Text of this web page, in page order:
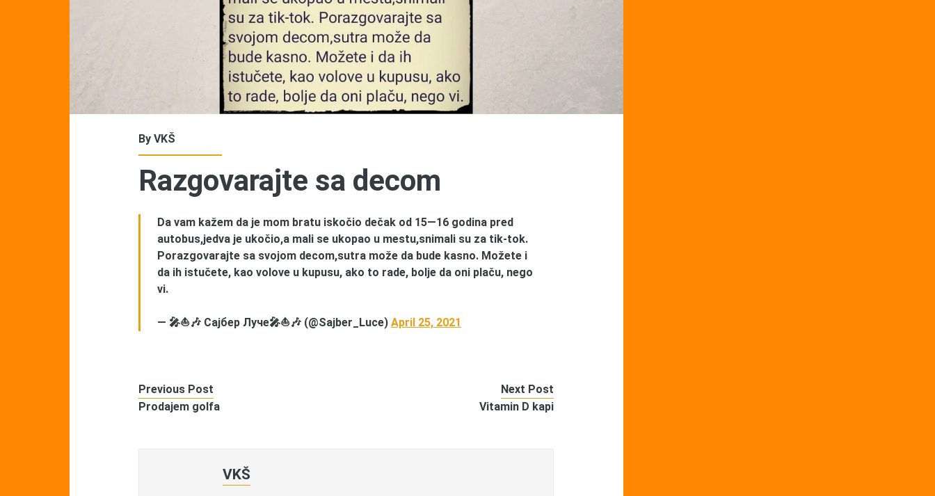
ByVKŠ
Razgovarajte sa decom
Da vam kažem da je mom bratu iskočio dečak od 15—16 godina pred
autobus,jedva je ukočio,a mali se ukopao u mestu,snimali su za tik-tok.
Porazgovarajte sa svojom decom,sutra može da bude kasno. Možete i
da ih istučete, kao volove u kupusu, ako to rade, bolje da oni plaču, nego
vi.
— 🎤⛵🎶 Сајбер Луче🎤⛵🎶 (@Sajber_Luce)April 25, 2021
Previous Post
Prodajem golfa
Next Post
Vitamin D kapi
VKŠ